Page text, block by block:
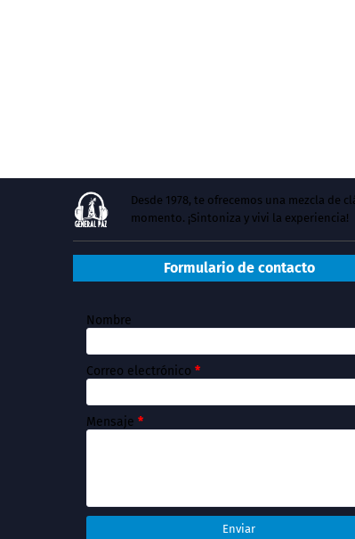
Desde 1978, te ofrecemos una mezcla de
momento. ¡Sintoniza y vivi la experiencia!
Formulario de contacto
Nombre
Correo electrónico *
Mensaje *